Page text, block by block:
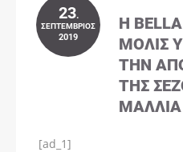
23.
ΣΕΠΤΈΜΒΡΙΟΣ
2019
Η
ΜΌΛΙΣ
ΤΗΝ
ΤΗΣ
[ad_1]